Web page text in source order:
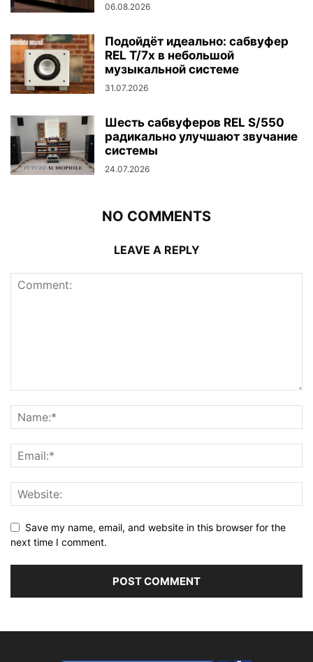
06.08.2026
Подойдёт идеально: сабвуфер
REL T/7x в небольшой
музыкальной системе
31.07.2026
Шесть сабвуферов REL S/550
радикально улучшают звучание
системы
24.07.2026
NO COMMENTS
LEAVE A REPLY
Save my name, email, and website in this browser for the
next time I comment.